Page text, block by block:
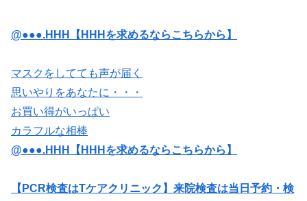
@●●●.HHH【HHHを求めるならこちらから】
マスクをしてても声が届く
思いやりをあなたに・・・
お買い得がいっぱい
カラフルな相棒
@●●●.HHH【HHHを求めるならこちらから】
【PCR検査はTケアクリニック】来院検査は当日予約・検